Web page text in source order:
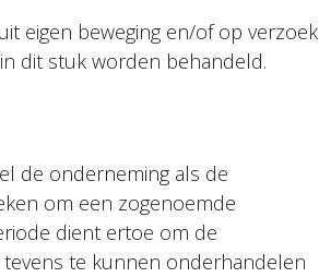
eigen beweging en/of op verzoek
dit stuk worden behandeld.
de onderneming als de
om een zogenoemde
dient ertoe om de
te kunnen onderhandelen